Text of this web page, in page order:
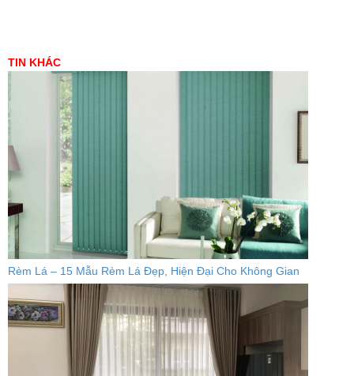
TIN KHÁC
Rèm Lá – 15 Mẫu Rèm Lá Đẹp, Hiện Đại Cho Không Gian